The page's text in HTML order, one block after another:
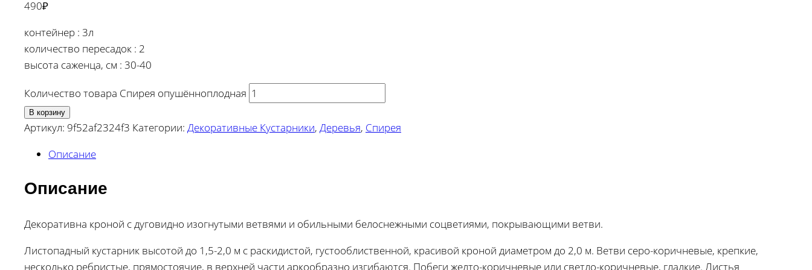
490₽
контейнер : 3л
количество пересадок : 2
высота саженца, см : 30-40
Количество товара Спирея опушённоплодная
В корзину
Артикул: 9f52af2324f3 Категории: Декоративные Кустарники, Деревья, Спирея
Описание
Описание
Декоративна кроной с дуговидно изогнутыми ветвями и обильными белоснежными соцветиями, покрывающими ветви.
Листопадный кустарник высотой до 1,5-2,0 м с раскидистой, густооблиственной, красивой кроной диаметром до 2,0 м. Ветви серо-коричневые, крепкие,
несколько ребристые, прямостоячие, в верхней части аркообразно изгибаются. Побеги желто-коричневые или светло-коричневые, гладкие. Листья